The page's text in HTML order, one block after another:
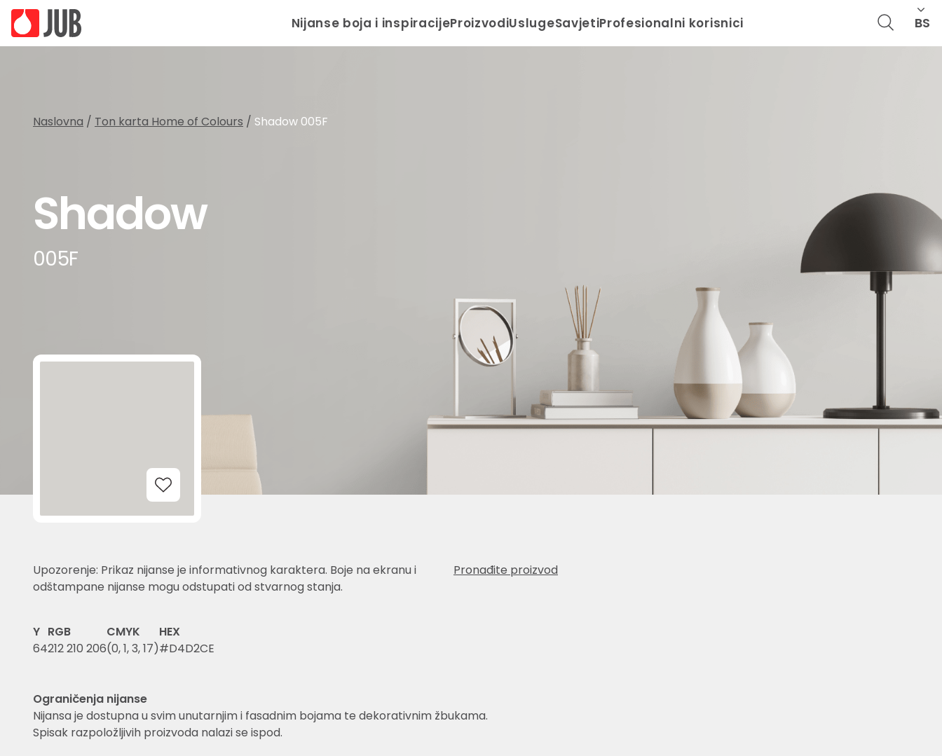
Nijanse boja i inspiracijeProizvodiUslugeSavjetiProfesionalni korisnici BS
Naslovna / Ton karta Home of Colours / Shadow 005F
Shadow
005F
Add to Wishlist
Upozorenje: Prikaz nijanse je informativnog karaktera. Boje na ekranu i
odštampane nijanse mogu odstupati od stvarnog stanja.
Pronađite proizvod
Y
64
RGB
212 210 206
CMYK
(0, 1, 3, 17)
HEX
#D4D2CE
Ograničenja nijanse
Nijansa je dostupna u svim unutarnjim i fasadnim bojama te dekorativnim žbukama.
Spisak razpoložljivih proizvoda nalazi se ispod.